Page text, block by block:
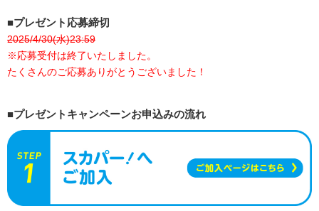
■プレゼント応募締切
2025/4/30(水)23:59
※応募受付は終了いたしました。
たくさんのご応募ありがとうございました！
■プレゼントキャンペーンお申込みの流れ